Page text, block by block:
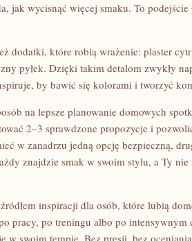
jak wycisnąć więcej smaku. To
dodatki, które robią wrażenie: plaster
pyłek. Dzięki takim detalom zwykły
by bawić się kolorami i tworzyć
na lepsze planowanie domowych
2–3 sprawdzone propozycje i
w zanadrzu jedną opcję bezpieczną,
znajdzie smak w swoim stylu, a Ty
inspiracji dla osób, które lubią
pracy, po treningu albo po
w swoim tempie. Bez presji, bez